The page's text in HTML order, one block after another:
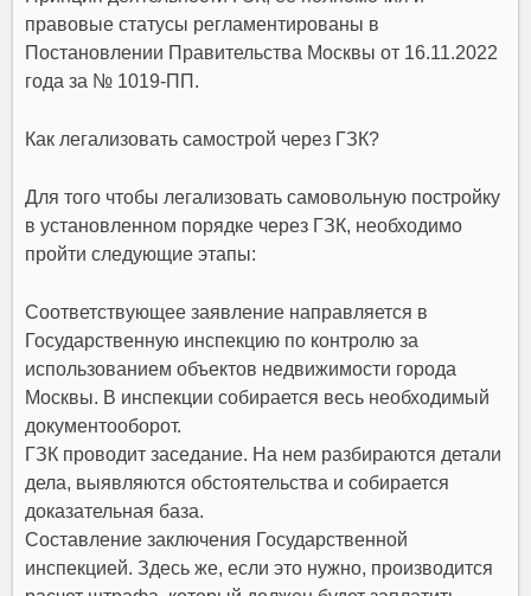
правовые статусы регламентированы в
Постановлении Правительства Москвы от 16.11.2022
года за № 1019-ПП.
Как легализовать самострой через ГЗК?
Для того чтобы легализовать самовольную постройку
в установленном порядке через ГЗК, необходимо
пройти следующие этапы:
Соответствующее заявление направляется в
Государственную инспекцию по контролю за
использованием объектов недвижимости города
Москвы. В инспекции собирается весь необходимый
документооборот.
ГЗК проводит заседание. На нем разбираются детали
дела, выявляются обстоятельства и собирается
доказательная база.
Составление заключения Государственной
инспекцией. Здесь же, если это нужно, производится